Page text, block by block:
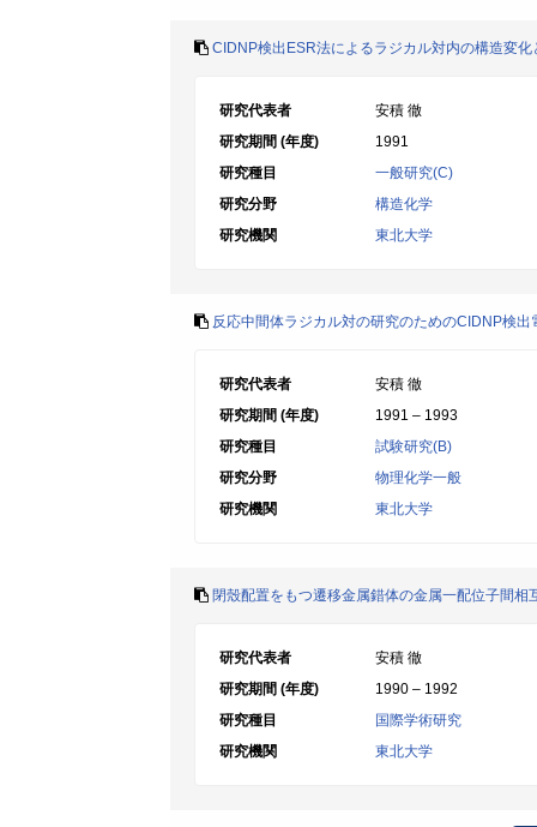
CIDNP検出ESR法によるラジカル対内の構造変化
研究代表者
安積 徹
研究期間 (年度)
1991
研究種目
一般研究(C)
研究分野
構造化学
研究機関
東北大学
反応中間体ラジカル対の研究のためのCIDNP検
研究代表者
安積 徹
研究期間 (年度)
1991 – 1993
研究種目
試験研究(B)
研究分野
物理化学一般
研究機関
東北大学
閉殼配置をもつ遷移金属錯体の金属一配位子間相
研究代表者
安積 徹
研究期間 (年度)
1990 – 1992
研究種目
国際学術研究
研究機関
東北大学